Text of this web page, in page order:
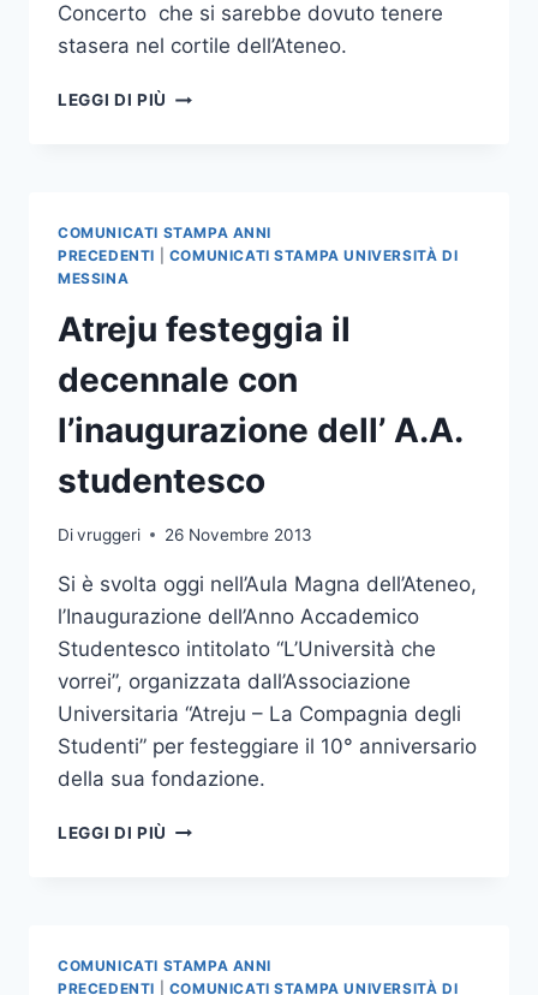
Concerto che si sarebbe dovuto tenere
stasera nel cortile dell’Ateneo.
LEGGI DI PIÙ RINVIATO
QUESTA
COMUNICATI STAMPA ANNI
PRECEDENTI
COMUNICATI STAMPA UNIVERSITÀ DI
MESSINA
Atreju festeggia il
decennale con
l’inaugurazione dell’ A.A.
studentesco
Divruggeri 26 Novembre 2013
Si è svolta oggi nell’Aula Magna dell’Ateneo,
l’Inaugurazione dell’Anno Accademico
Studentesco intitolato “L’Università che
vorrei”, organizzata dall’Associazione
Universitaria “Atreju – La Compagnia degli
Studenti” per festeggiare il 10° anniversario
della sua fondazione.
LEGGI DI PIÙ ATREJU
COMUNICATI STAMPA ANNI
PRECEDENTI
COMUNICATI STAMPA UNIVERSITÀ DI